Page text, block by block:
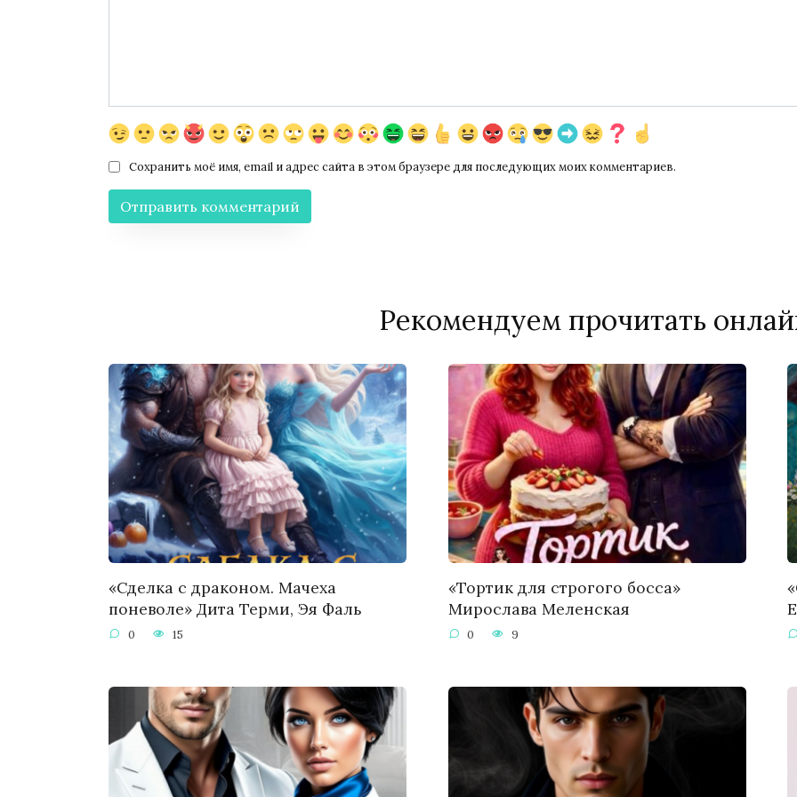
Сохранить моё имя, email и адрес сайта в этом браузере для последующих моих комментариев.
Рекомендуем прочитать
«Сделка с драконом. Мачеха
поневоле» Дита Терми, Эя Фаль
0 15
«Тортик для строгого босса»
Мирослава Меленская
0 9